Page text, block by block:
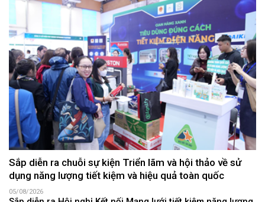
Sắp diễn ra chuỗi sự kiện Triển lãm và hội thảo về sử
dụng năng lượng tiết kiệm và hiệu quả toàn quốc
05/08/2026